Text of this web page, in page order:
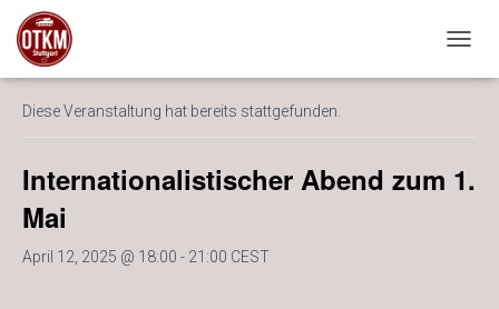
« Alle Veranstaltungen
Diese Veranstaltung hat bereits stattgefunden.
Internationalistischer Abend zum 1.
Mai
April 12, 2025 @ 18:00 - 21:00 CEST